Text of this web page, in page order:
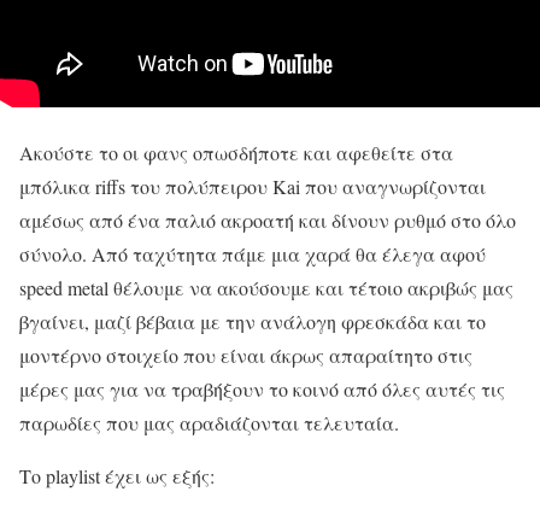
Ακούστε το οι φανς οπωσδήποτε και αφεθείτε στα
μπόλικα riffs του πολύπειρου Kai που αναγνωρίζονται
αμέσως από ένα παλιό ακροατή και δίνουν ρυθμό στο όλο
σύνολο. Από ταχύτητα πάμε μια χαρά θα έλεγα αφού
speed metal θέλουμε να ακούσουμε και τέτοιο ακριβώς μας
βγαίνει, μαζί βέβαια με την ανάλογη φρεσκάδα και το
μοντέρνο στοιχείο που είναι άκρως απαραίτητο στις
μέρες μας για να τραβήξουν το κοινό από όλες αυτές τις
παρωδίες που μας αραδιάζονται τελευταία.
Το playlist έχει ως εξής: